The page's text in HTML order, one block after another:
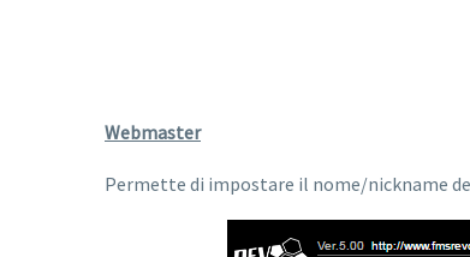
Webmaster
Permette di impostare il nome/nickname